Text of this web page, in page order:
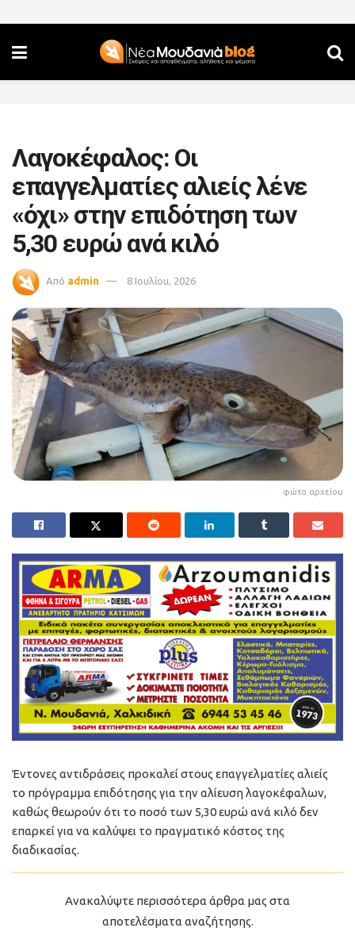
Λαγοκέφαλος: Οι
επαγγελματίες αλιείς λένε
«όχι» στην επιδότηση των
5,30 ευρώ ανά κιλό
Από admin 8 Ιουλίου, 2026
φώτο αρχείου
Έντονες αντιδράσεις προκαλεί στους επαγγελματίες αλιείς
το πρόγραμμα επιδότησης για την αλίευση λαγοκέφαλων,
καθώς θεωρούν ότι το ποσό των 5,30 ευρώ ανά κιλό δεν
επαρκεί για να καλύψει το πραγματικό κόστος της
διαδικασίας.
Ανακαλύψτε περισσότερα άρθρα μας στα
αποτελέσματα αναζήτησης.